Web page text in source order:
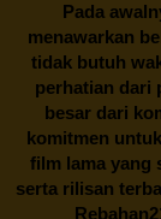
Pada
menawarkan
tidak butuh
perhatian dari
besar dari
komitmen
film lama yang
serta rilisan